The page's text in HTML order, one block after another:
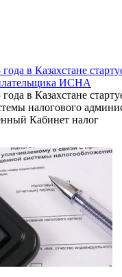
в Казахстане
ИСНА
в Казахстане
налогового
Кабинет налог